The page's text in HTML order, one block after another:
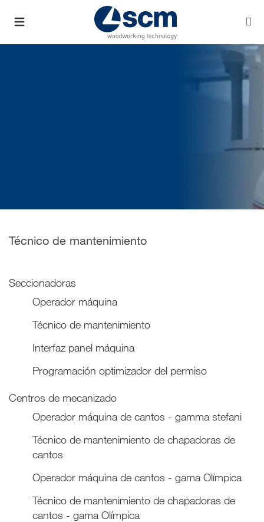
Técnico de mantenimiento
Seccionadoras
Operador máquina
Técnico de mantenimiento
Interfaz panel máquina
Programación optimizador del permiso
Centros de mecanizado
Operador máquina de cantos - gamma stefani
Técnico de mantenimiento de chapadoras de
cantos
Operador máquina de cantos - gama Olímpica
Técnico de mantenimiento de chapadoras de
cantos - gama Olímpica